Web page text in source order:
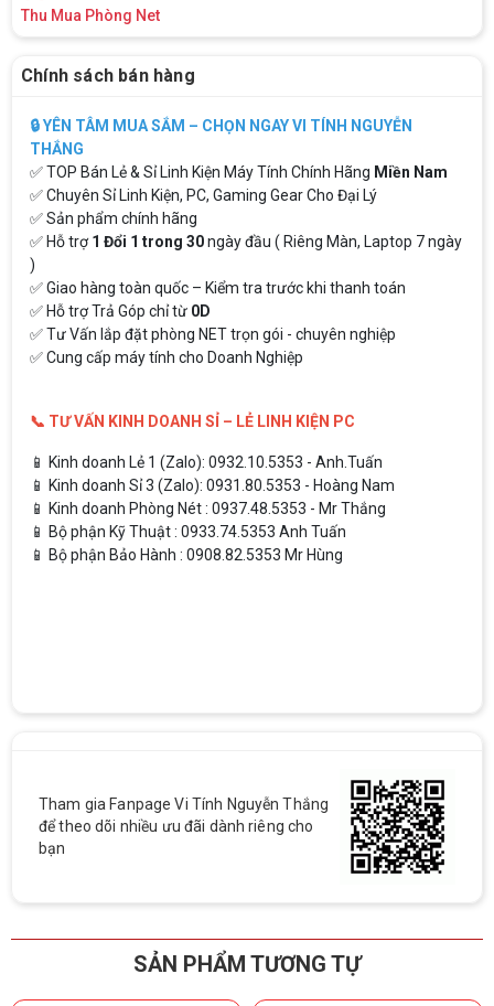
Thu Mua Phòng Net
Chính sách bán hàng
🔒 YÊN TÂM MUA SẮM – CHỌN NGAY VI TÍNH NGUYỄN
THẮNG
✅ TOP Bán Lẻ & Sỉ Linh Kiện Máy Tính Chính Hãng Miền Nam
✅ Chuyên Sỉ Linh Kiện, PC, Gaming Gear Cho Đại Lý
✅ Sản phẩm chính hãng
✅ Hỗ trợ1 Đổi 1 trong 30ngày đầu ( Riêng Màn, Laptop 7 ngày
)
✅ Giao hàng toàn quốc – Kiểm tra trước khi thanh toán
✅ Hỗ trợ Trả Góp chỉ từ 0D
✅ Tư Vấn lắp đặt phòng NET trọn gói - chuyên nghiệp
✅ Cung cấp máy tính cho Doanh Nghiệp
📞 TƯ VẤN KINH DOANH SỈ – LẺ LINH KIỆN PC
📱 Kinh doanh Lẻ 1 (Zalo): 0932.10.5353 - Anh.Tuấn
📱 Kinh doanh Sỉ 3 (Zalo): 0931.80.5353 - Hoàng Nam
📱 Kinh doanh Phòng Nét : 0937.48.5353 - Mr Thắng
📱 Bộ phận Kỹ Thuật : 0933.74.5353 Anh Tuấn
📱 Bộ phận Bảo Hành : 0908.82.5353 Mr Hùng
Tham gia Fanpage Vi Tính Nguyễn Thắng
để theo dõi nhiều ưu đãi dành riêng cho
bạn
SẢN PHẨM TƯƠNG TỰ